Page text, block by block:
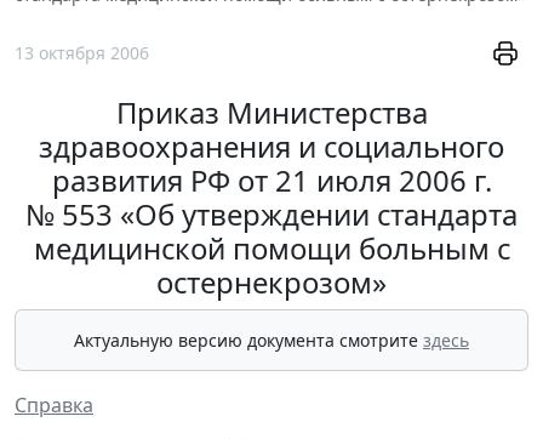
13 октября 2006
Приказ Министерства
здравоохранения и социального
развития РФ от 21 июля 2006 г.
№ 553 «Об утверждении стандарта
медицинской помощи больным с
остернекрозом»
Актуальную версию документа смотрите здесь
Справка